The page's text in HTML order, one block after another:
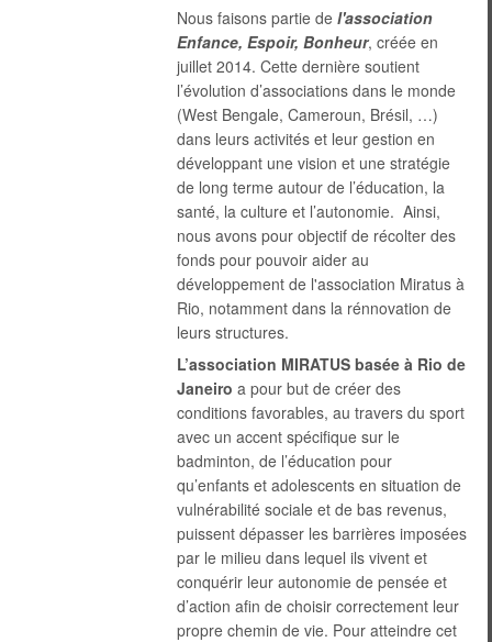
Nous faisons partie del'association
Enfance, Espoir, Bonheur, créée en
juillet 2014. Cette dernière soutient
l’évolution d’associations dans le monde
(West Bengale, Cameroun, Brésil, …)
dans leurs activités et leur gestion en
développant une vision et une stratégie
de long terme autour de l’éducation, la
santé, la culture et l’autonomie. Ainsi,
nous avons pour objectif de récolter des
fonds pour pouvoir aider au
développement de l'association Miratus à
Rio, notamment dans la rénnovation de
leurs structures.
L’association MIRATUS basée à Rio de
Janeiro a pour but de créer des
conditions favorables, au travers du sport
avec un accent spécifique sur le
badminton, de l’éducation pour
qu’enfants et adolescents en situation de
vulnérabilité sociale et de bas revenus,
puissent dépasser les barrières imposées
par le milieu dans lequel ils vivent et
conquérir leur autonomie de pensée et
d’action afin de choisir correctement leur
propre chemin de vie. Pour atteindre cet